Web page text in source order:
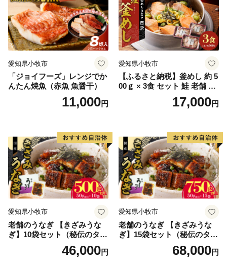
愛知県小牧市
「ジョイフーズ」レンジでか
んたん焼魚（赤魚 魚醤干）
11,000円
愛知県小牧市
【ふるさと納税】釜めし 約 5
00ｇ × 3食 セット 鮭 老舗 急
速冷凍 レンチン 時短 簡単調
理 食品 加工品 海鮮 手作り
り寄せグルメ 愛知県 小牧市
送料無料
17,000円
愛知県小牧市
老舗のうなぎ 【きざみうな
ぎ】10袋セット（秘伝のタレ
46,000円
愛知県小牧市
老舗のうなぎ 【きざみうな
ぎ】15袋セット（秘伝のタレ
68,000円